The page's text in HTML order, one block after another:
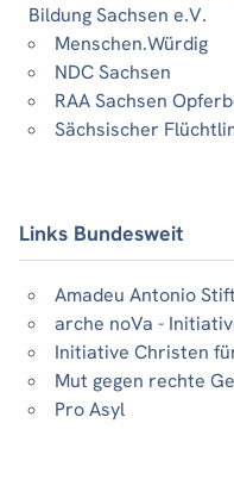
Bildung Sachsen e.V.
Menschen.Würdig
NDC Sachsen
RAA Sachsen
Sächsischer
Links Bundesweit
Amadeu Antonio
arche noVa -
Initiative Christen
Mut gegen rechte
Pro Asyl